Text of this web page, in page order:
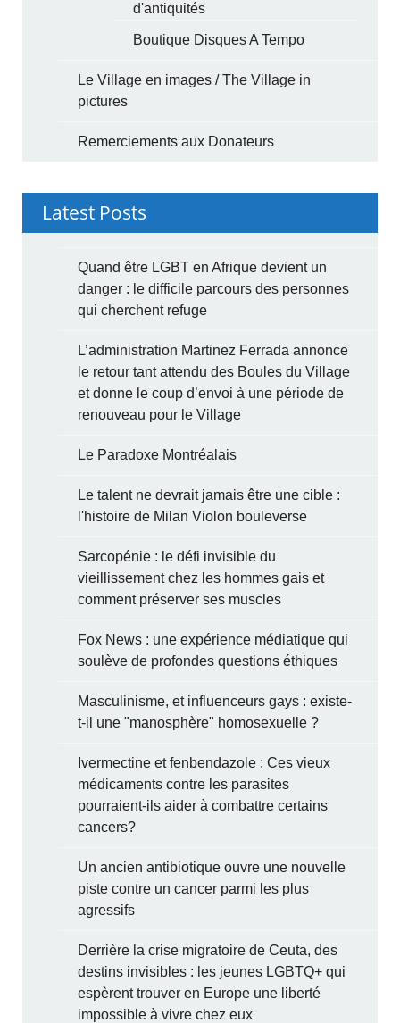
d'antiquités
Boutique Disques A Tempo
Le Village en images / The Village in
pictures
Remerciements aux Donateurs
Latest Posts
Quand être LGBT en Afrique devient un
danger : le difficile parcours des personnes
qui cherchent refuge
L’administration Martinez Ferrada annonce
le retour tant attendu des Boules du Village
et donne le coup d’envoi à une période de
renouveau pour le Village
Le Paradoxe Montréalais
Le talent ne devrait jamais être une cible :
l'histoire de Milan Violon bouleverse
Sarcopénie : le défi invisible du
vieillissement chez les hommes gais et
comment préserver ses muscles
Fox News : une expérience médiatique qui
soulève de profondes questions éthiques
Masculinisme, et influenceurs gays : existe-
t-il une "manosphère" homosexuelle ?
Ivermectine et fenbendazole : Ces vieux
médicaments contre les parasites
pourraient-ils aider à combattre certains
cancers?
Un ancien antibiotique ouvre une nouvelle
piste contre un cancer parmi les plus
agressifs
Derrière la crise migratoire de Ceuta, des
destins invisibles : les jeunes LGBTQ+ qui
espèrent trouver en Europe une liberté
impossible à vivre chez eux